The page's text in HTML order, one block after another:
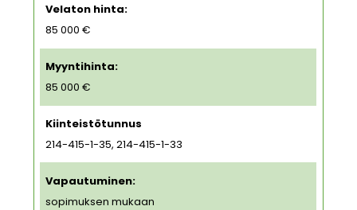
Velaton hinta:
85 000 €
Myyntihinta:
85 000 €
Kiinteistötunnus
214-415-1-35, 214-415-1-33
Vapautuminen:
sopimuksen mukaan